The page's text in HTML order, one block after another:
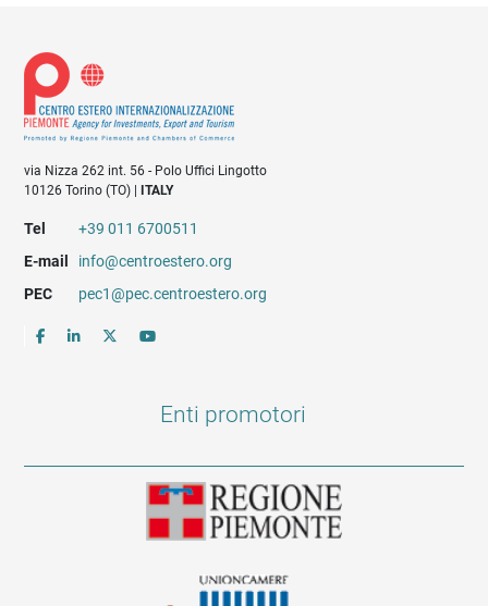
via Nizza 262 int. 56 - Polo Uffici Lingotto
10126 Torino (TO) |
ITALY
Tel
+39 011 6700511
E-mail
info@centroestero.org
PEC
pec1@pec.centroestero.org
Enti promotori